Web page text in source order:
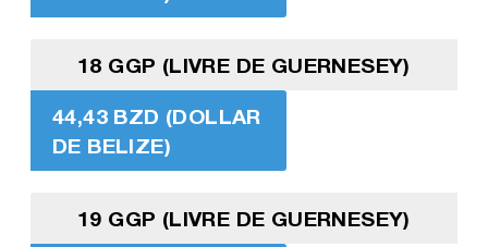
18 GGP (LIVRE DE GUERNESEY)
44,43 BZD (DOLLAR
DE BELIZE)
19 GGP (LIVRE DE GUERNESEY)